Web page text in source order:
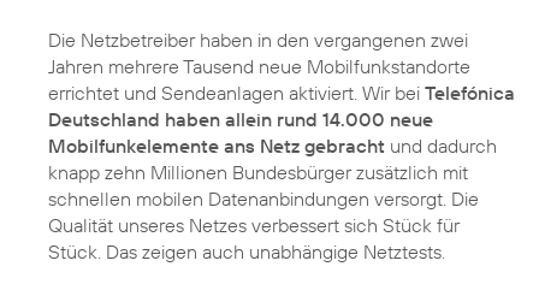
Die Netzbetreiber haben in den vergangenen zwei
Jahren mehrere Tausend neue Mobilfunkstandorte
errichtet und Sendeanlagen aktiviert. Wir bei Telefónica
Deutschland haben allein rund 14.000 neue
Mobilfunkelemente ans Netz gebracht und dadurch
knapp zehn Millionen Bundesbürger zusätzlich mit
schnellen mobilen Datenanbindungen versorgt. Die
Qualität unseres Netzes verbessert sich Stück für
Stück. Das zeigen auch unabhängige Netztests.